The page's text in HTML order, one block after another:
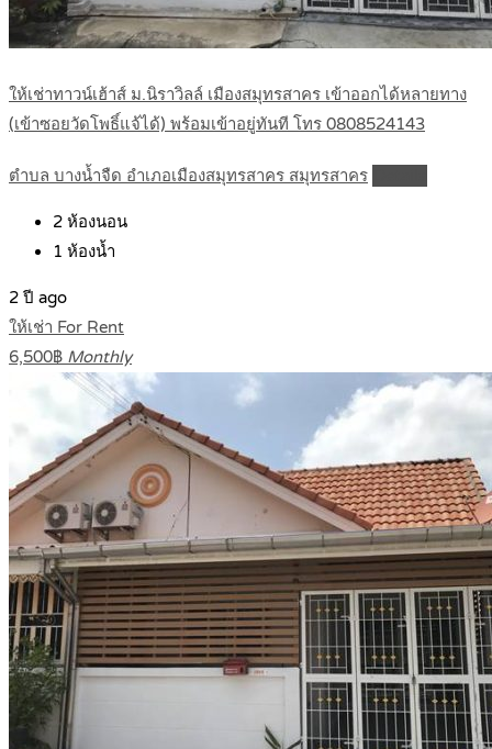
ให้เช่าทาวน์เฮ้าส์ ม.นิราวิลล์ เมืองสมุทรสาคร เข้าออกได้หลายทาง
(เข้าซอยวัดโพธิ์แจ้ได้) พร้อมเข้าอยู่ทันที โทร 0808524143
ตำบล บางน้ำจืด อำเภอเมืองสมุทรสาคร สมุทรสาคร
2 ห้องนอน
1 ห้องน้ำ
2 ปี ago
ให้เช่า For Rent
6,500฿ Monthly